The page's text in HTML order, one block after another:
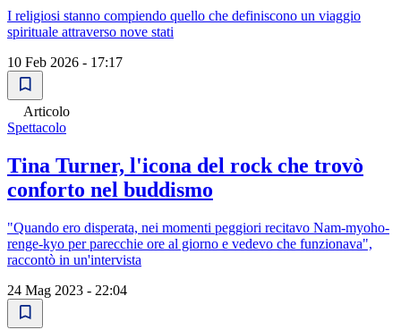
I religiosi stanno compiendo quello che definiscono un viaggio
spirituale attraverso nove stati
10 Feb 2026 - 17:17
Articolo
Spettacolo
Tina Turner, l'icona del rock che trovò
conforto nel buddismo
"Quando ero disperata, nei momenti peggiori recitavo Nam-myoho-
renge-kyo per parecchie ore al giorno e vedevo che funzionava",
raccontò in un'intervista
24 Mag 2023 - 22:04